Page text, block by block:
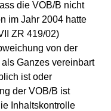
die VOB/B nicht
im Jahr 2004 hatte
ZR 419/02)
von der
Ganzes vereinbart
ist oder
der VOB/B ist
Inhaltskontrolle